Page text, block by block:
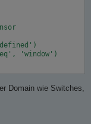
'window')
Domain wie Switches,